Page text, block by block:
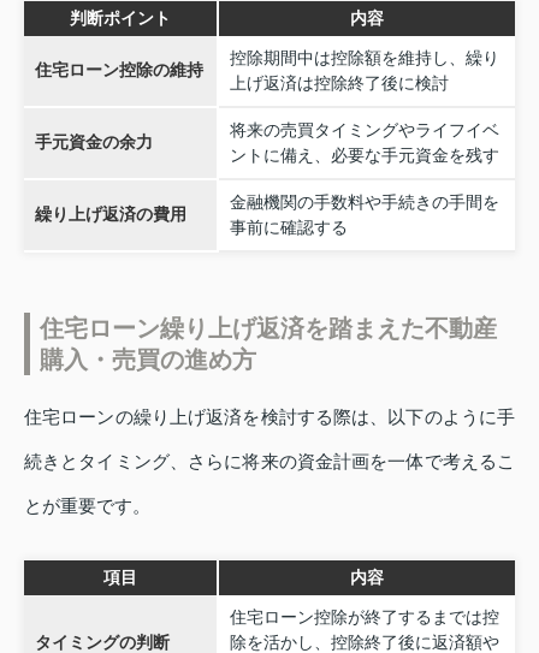
判断ポイント 内容
住宅ローン控除の維持
控除期間中は控除額を維持し、繰り
上げ返済は控除終了後に検討
手元資金の余力
将来の売買タイミングやライフイベ
ントに備え、必要な手元資金を残す
繰り上げ返済の費用
金融機関の手数料や手続きの手間を
事前に確認する
住宅ローン繰り上げ返済を踏まえた不動産
購入・売買の進め方
住宅ローンの繰り上げ返済を検討する際は、以下のように手
続きとタイミング、さらに将来の資金計画を一体で考えるこ
とが重要です。
項目 内容
タイミングの判断
住宅ローン控除が終了するまでは控
除を活かし、控除終了後に返済額や